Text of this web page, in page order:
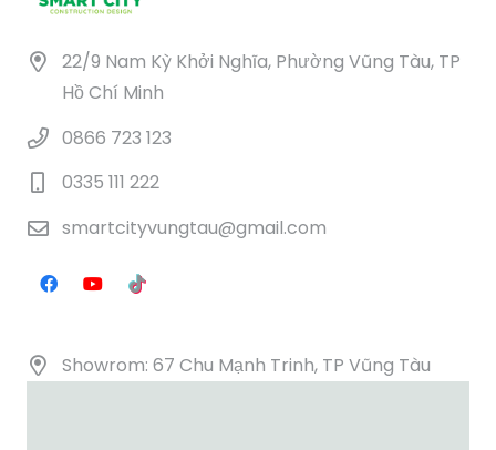
22/9 Nam Kỳ Khởi Nghĩa, Phường Vũng Tàu, TP
Hồ Chí Minh
0866 723 123
0335 111 222
smartcityvungtau@gmail.com
Showrom: 67 Chu Mạnh Trinh, TP Vũng Tàu